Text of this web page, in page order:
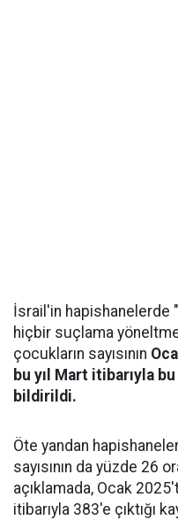
İsrail'in hapishanelerde
hiçbir suçlama
çocukların sayısının
bu yıl Mart itibarıyla bu
bildirildi.
Öte yandan
sayısının da yüzde 26
açıklamada, Ocak
itibarıyla 383'e çıktığı